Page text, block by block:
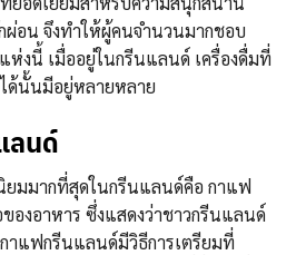
อน จึงทำให้ผู้คนจำนวนมากชอบ
ห่งนี้ เมื่ออยู่ในกรีนแลนด์ เครื่องดื่มที่
ด้นั้นมีอยู่หลายหลาย
ลนด์
ยมมากที่สุดในกรีนแลนด์คือ กาแฟ
องอาหาร ซึ่งแสดงว่าชาวกรีนแลนด์
าแฟกรีนแลนด์มีวิธีการเตรียมที่